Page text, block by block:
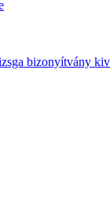
bizonyítvány